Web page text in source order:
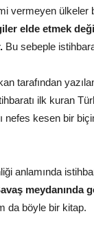
vermeyen ülkeler
elde etmek
Bu sebeple
tarafından
ilk kuran
nefes kesen bir
anlamında
meydanında
da böyle bir kitap.